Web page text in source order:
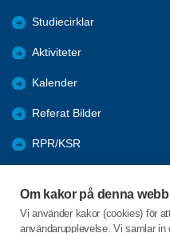
Om kakor på denna
Vi använder kakor (cookies) för
användarupplevelse. Vi samlar
Studiecirklar
Aktiviteter
Kalender
Referat Bilder
RPR/KSR